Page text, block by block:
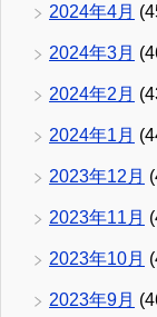
2024年4月
2024年3月
2024年2月
2024年1月
2023年12月
2023年11月
2023年10月
2023年9月